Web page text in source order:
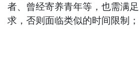
者、曾经寄养青年等，也需满
求，否则面临类似的时间限制；